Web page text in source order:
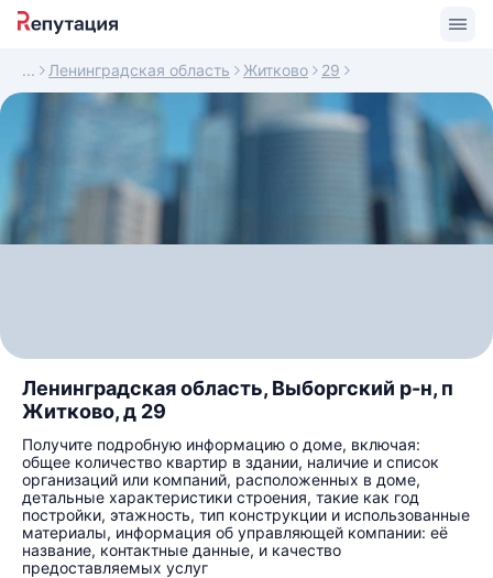
Ленинградская область Житково 29
Ленинградская область, Выборгский р-н, п
Житково, д 29
Получите подробную информацию о доме, включая:
общее количество квартир в здании, наличие и список
организаций или компаний, расположенных в доме,
детальные характеристики строения, такие как год
постройки, этажность, тип конструкции и использованные
материалы, информация об управляющей компании: её
название, контактные данные, и качество
предоставляемых услуг